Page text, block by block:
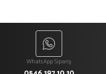
WhatsApp Sipariş